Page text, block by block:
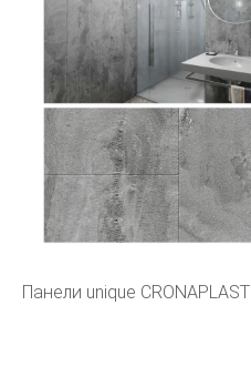
Панели unique CRONAPLAST